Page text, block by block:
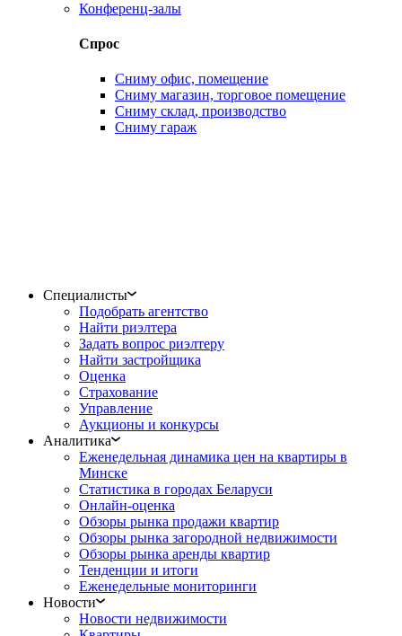
Конференц-залы
Спрос
Сниму офис, помещение
Сниму магазин, торговое помещение
Сниму склад, производство
Сниму гараж
Специалисты
Подобрать агентство
Найти риэлтера
Задать вопрос риэлтеру
Найти застройщика
Оценка
Страхование
Управление
Аукционы и конкурсы
Аналитика
Еженедельная динамика цен на квартиры в
Минске
Статистика в городах Беларуси
Онлайн-оценка
Обзоры рынка продажи квартир
Обзоры рынка загородной недвижимости
Обзоры рынка аренды квартир
Тенденции и итоги
Еженедельные мониторинги
Новости
Новости недвижимости